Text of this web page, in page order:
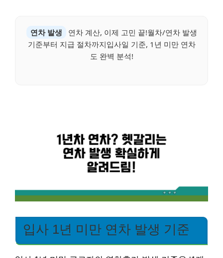
연차 발생
연차 계산, 이제 고민 끝!월차/연차 발생
기준부터 지급 절차까지입사일 기준, 1년 미만 연차
도 완벽 분석!
입사 1년 미만 연차 발생 기준